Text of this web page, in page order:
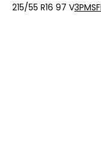
215/55 R16 97 V3PMSF